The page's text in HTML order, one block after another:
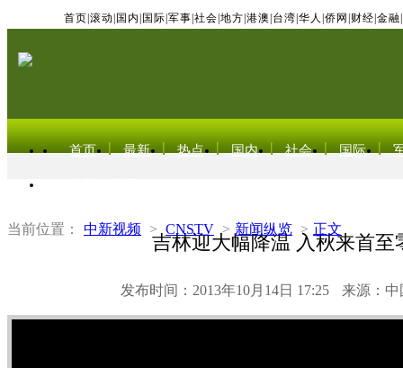
首页 滚动 国内 国际 军事 社会 地方 港澳 台湾 华人 侨网 财经 金融
首页 最新 热点 国内 社会 国际
当前位置： 中新视频 > CNSTV > 新闻纵览 > 正文
吉林迎大幅降温 入秋来首至
发布时间：2013年10月14日 17:25 来源：中